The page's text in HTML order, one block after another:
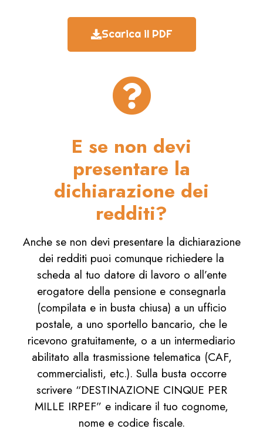
Scarica il PDF
E se non devi
presentare la
dichiarazione dei
redditi?
Anche se non devi presentare la dichiarazione
dei redditi puoi comunque richiedere la
scheda al tuo datore di lavoro o all’ente
erogatore della pensione e consegnarla
(compilata e in busta chiusa) a un ufficio
postale, a uno sportello bancario, che le
ricevono gratuitamente, o a un intermediario
abilitato alla trasmissione telematica (CAF,
commercialisti, etc.). Sulla busta occorre
scrivere “DESTINAZIONE CINQUE PER
MILLE IRPEF” e indicare il tuo cognome,
nome e codice fiscale.